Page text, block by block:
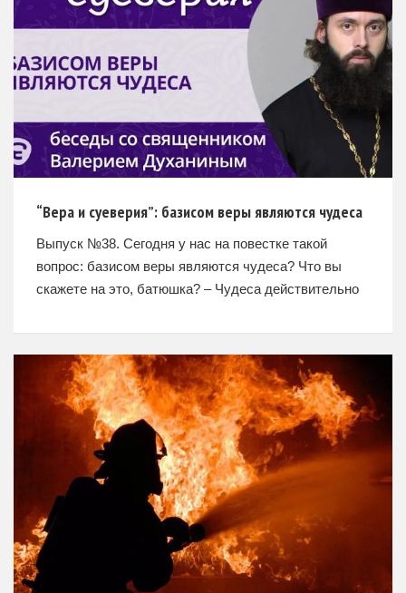
“Вера и суеверия”: базисом веры являются чудеса
Выпуск №38. Сегодня у нас на повестке такой
вопрос: базисом веры являются чудеса? Что вы
скажете на это, батюшка? – Чудеса действительно